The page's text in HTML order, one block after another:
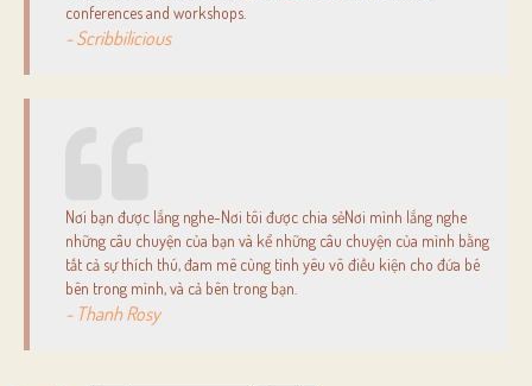
conferences and workshops.
- Scribbilicious
Nơi bạn được lắng nghe-Nơi tôi được chia sẻNơi mình lắng nghe
những câu chuyện của bạn và kể những câu chuyện của mình bằng
tất cả sự thích thú, đam mê cùng tình yêu vô điều kiện cho đứa bé
bên trong mình, và cả bên trong bạn.
- Thanh Rosy